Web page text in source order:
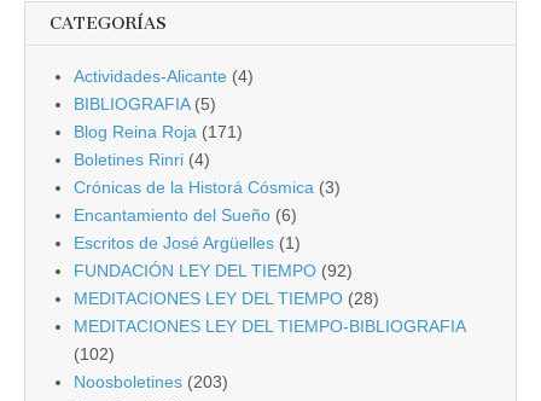
CATEGORÍAS
Actividades-Alicante (4)
BIBLIOGRAFIA(5)
Blog Reina Roja (171)
Boletines Rinri (4)
Crónicas de la Historá Cósmica (3)
Encantamiento del Sueño (6)
Escritos de José Argüelles (1)
FUNDACIÓN LEY DEL TIEMPO (92)
MEDITACIONES LEY DEL TIEMPO (28)
MEDITACIONES LEY DEL TIEMPO-BIBLIOGRAFIA
(102)
Noosboletines (203)